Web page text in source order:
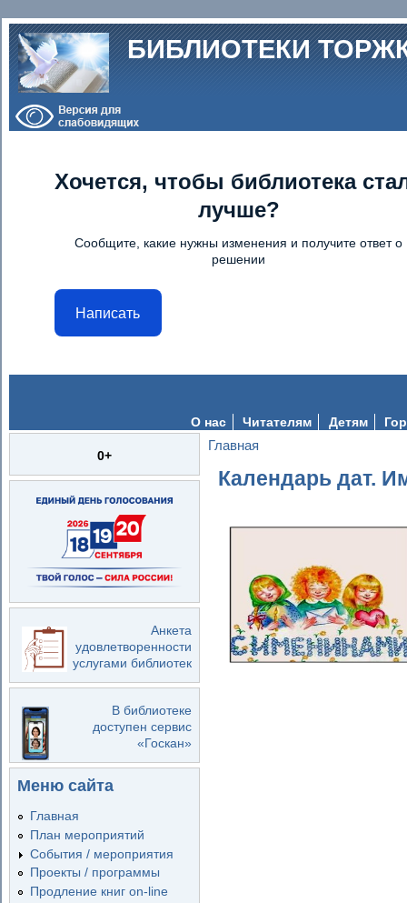
Перейти к основному содержанию
БИБЛИОТЕКИ
Хочется, чтобы библиотека
лучше?
Сообщите, какие нужны изменения и получите ответ о
решении
Написать
О нас Читателям Детям
0+
Анкета
удовлетворенности
услугами библиотек
В библиотеке
доступен сервис
«Госкан»
Меню сайта
Главная
План мероприятий
События / мероприятия
Проекты / программы
Продление книг on-line
Вы здесь
Главная
Календарь дат.